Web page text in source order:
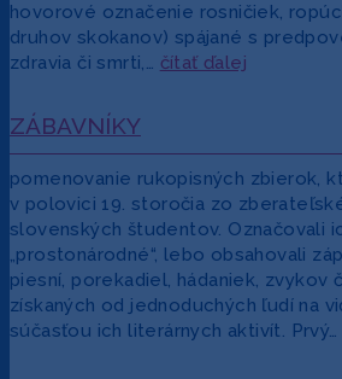
hovorové označenie rosničiek,
druhov skokanov) spájané s
zdravia či smrti,… čítať ďalej
ZÁBAVNÍKY
pomenovanie rukopisných zbierok,
v polovici 19. storočia zo
slovenských študentov. Označovali
„prostonárodné“, lebo obsahovali
piesní, porekadiel, hádaniek, zvykov
získaných od jednoduchých ľudí na
súčasťou ich literárnych aktivít. Prvý…